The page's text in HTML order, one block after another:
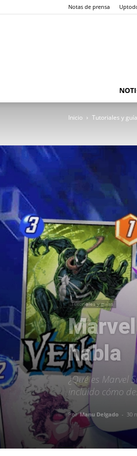
Notas de prensa
Inicio Tutoriales y
Tutoriales y guías
habla
¿Qué es Marvel
incluido cómo
Por Manu Delgado - 30